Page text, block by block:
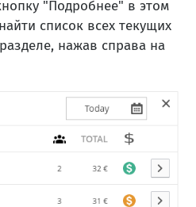
"Подробнее" в этом
список всех текущих
нажав справа на